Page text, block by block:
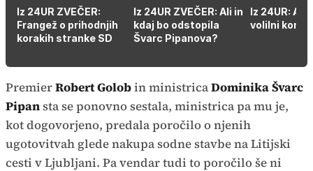
Iz 24UR ZVEČER:
Frangež o prihodnjih
korakih stranke SD
Iz 24UR ZVEČER: Ali in
kdaj bo odstopila
Švarc Pipanova?
Iz 24UR:
volilni
PremierRobert Golobin ministricaDominika Švarc
Pipansta se ponovno sestala, ministrica pa mu je,
kot dogovorjeno, predala poročilo o njenih
ugotovitvah glede nakupa sodne stavbe na Litijski
cesti v Ljubljani. Pa vendar tudi to poročilo še ni